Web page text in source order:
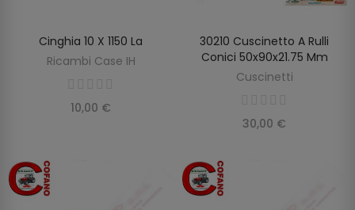
AGGIUNGI AL CARRELLO
Cinghia 10 X 1150 La
Ricambi Case IH
10,00 €
AGGIUNGI AL CARRELLO
30210 Cuscinetto A Rulli
Conici 50x90x21.75 Mm
Cuscinetti
30,00 €